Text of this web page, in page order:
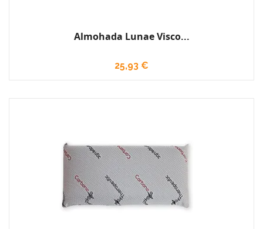
Almohada Lunae Visco...
25,93 €